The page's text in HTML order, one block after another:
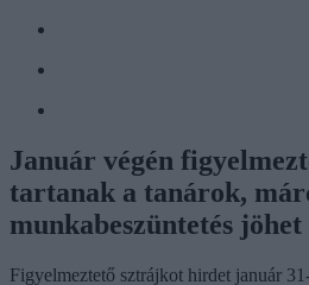
Január végén
tartanak a tanárok,
munkabeszüntetés jöhet
Figyelmeztető sztrájkot hirdet január